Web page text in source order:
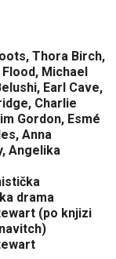
Thora Birch,
Flood, Michael
Earl Cave,
Charlie
Gordon, Esmé
Anna
Angelika
drama
(po knjizi